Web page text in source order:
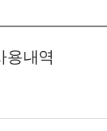
용내역